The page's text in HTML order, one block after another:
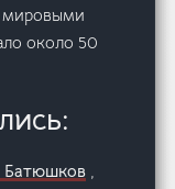
мировыми
около 50
Батюшков ,